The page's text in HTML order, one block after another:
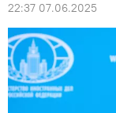
22:37 07.06.2025